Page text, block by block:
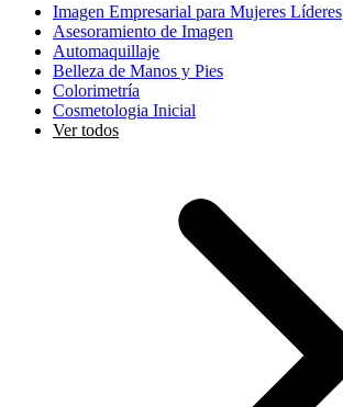
Imagen Empresarial para Mujeres Líderes
Asesoramiento de Imagen
Automaquillaje
Belleza de Manos y Pies
Colorimetría
Cosmetologia Inicial
Ver todos